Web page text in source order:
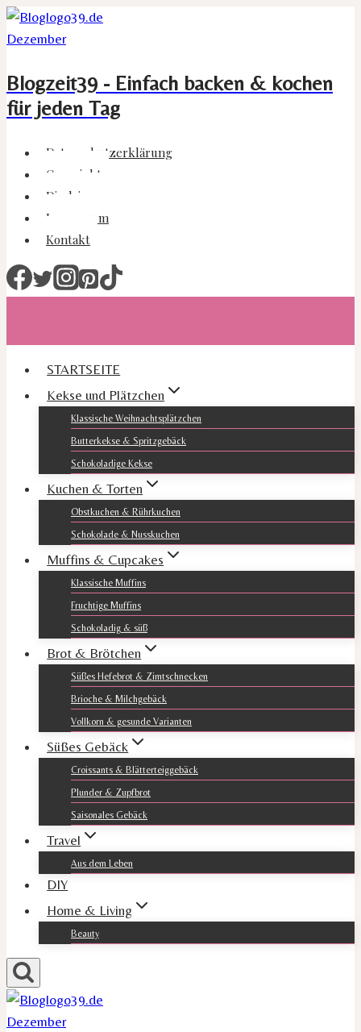
Zum
Inhalt
Blogzeit39 - Einfach backen & kochen
für jeden Tag
Datenschutzerklärung
Copyright
Disclaimer
Impressum
Kontakt
STARTSEITE
Kekse und Plätzchen
Klassische Weihnachtsplätzchen
Butterkekse & Spritzgebäck
Schokoladige Kekse
Kuchen & Torten
Obstkuchen & Rührkuchen
Schokolade & Nusskuchen
Muffins & Cupcakes
Klassische Muffins
Fruchtige Muffins
Schokoladig & süß
Brot & Brötchen
Süßes Hefebrot & Zimtschnecken
Brioche & Milchgebäck
Vollkorn & gesunde Varianten
Süßes Gebäck
Croissants & Blätterteiggebäck
Plunder & Zupfbrot
Saisonales Gebäck
Travel
Aus dem Leben
DIY
Home & Living
Beauty